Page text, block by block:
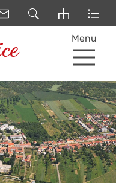
Menu